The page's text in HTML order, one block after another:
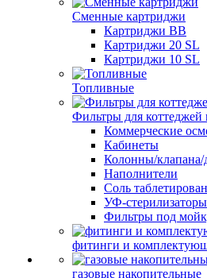
Сменные картриджи
Картриджи BB
Картриджи 20 SL
Картриджи 10 SL
Топливные
Фильтры для коттеджей
Коммерческие
Кабинеты
Колонны/клапана/
Наполнители
Соль
УФ-стерилизаторы
Фильтры под
фитинги и
газовые накопительные